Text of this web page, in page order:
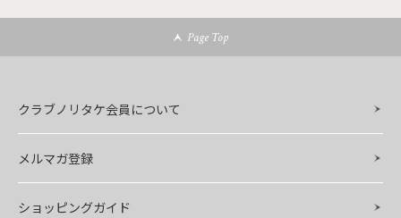
Page Top
クラブノリタケ会員について
メルマガ登録
ショッピングガイド